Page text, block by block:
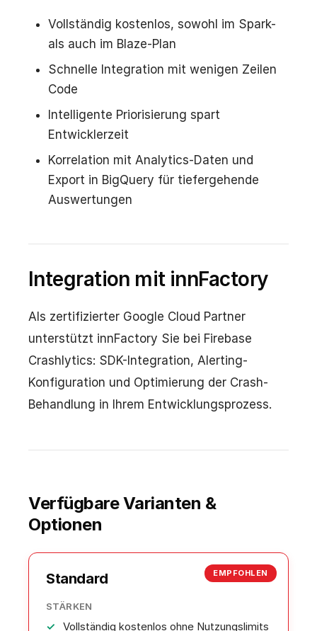
Vollständig kostenlos, sowohl im Spark-
als auch im Blaze-Plan
Schnelle Integration mit wenigen Zeilen
Code
Intelligente Priorisierung spart
Entwicklerzeit
Korrelation mit Analytics-Daten und
Export in BigQuery für tiefergehende
Auswertungen
Integration mit innFactory
Als zertifizierter Google Cloud Partner
unterstützt innFactory Sie bei Firebase
Crashlytics: SDK-Integration, Alerting-
Konfiguration und Optimierung der Crash-
Behandlung in Ihrem Entwicklungsprozess.
Verfügbare Varianten &
Optionen
EMPFOHLEN
Standard
STÄRKEN
Vollständig kostenlos ohne Nutzungslimits